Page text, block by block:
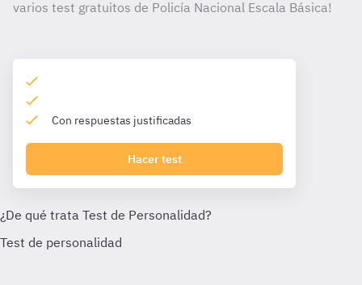
varios test gratuitos de Policía Nacional Escala Básica!
Con respuestas justificadas
Hacer test